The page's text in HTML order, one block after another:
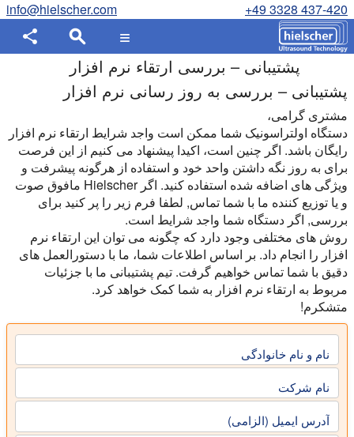
+49 3328 437-420
info@hielscher.com
پشتیبانی – بررسی ارتقاء نرم افزار
پشتیبانی – بررسی به روز رسانی نرم افزار
مشتری گرامی،
دستگاه اولتراسونیک شما ممکن است واجد شرایط ارتقاء نرم افزار
رایگان باشد. اگر چنین است، اکیدا پیشنهاد می کنیم از این فرصت
برای به روز نگه داشتن واحد خود و استفاده از هرگونه پیشرفت و
ویژگی های اضافه شده استفاده کنید. اگر Hielscher مافوق صوت
و یا توزیع کننده ما با شما تماس, لطفا فرم زیر را پر کنید برای
بررسی, اگر دستگاه شما واجد شرایط است.
روش های مختلفی وجود دارد که چگونه می توان این ارتقاء نرم
افزار را انجام داد. بر اساس اطلاعات شما، ما با دستورالعمل های
دقیق با شما تماس خواهیم گرفت. تیم پشتیبانی ما با جزئیات
مربوط به ارتقاء نرم افزار به شما کمک خواهد کرد.
متشکرم!
نام و نام خانوادگی
نام شرکت
آدرس ایمیل (الزامی)